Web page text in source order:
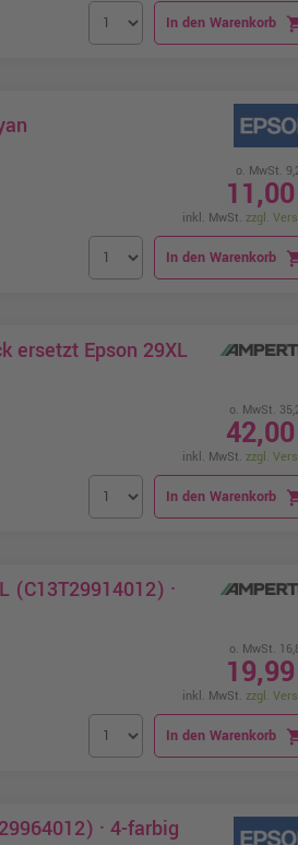
In den Warenkorb
o. MwSt.
inkl. MwSt. zzgl.
In den Warenkorb
ersetzt Epson 29XL
o. MwSt.
inkl. MwSt. zzgl.
In den Warenkorb
(C13T29914012) ·
o. MwSt.
inkl. MwSt. zzgl.
In den Warenkorb
· 4-farbig